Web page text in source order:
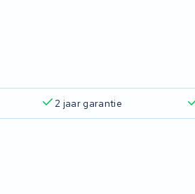
2 jaar garantie